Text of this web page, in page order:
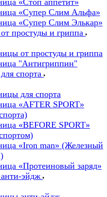
«Стоп аппетит»
«Супер Слим Альфа»
«Супер Слим Элькар»
простуды и гриппа
от простуды и гриппа
"Антигриппин"
спорта
для спорта
«AFTER SPORT»
«BEFORE SPORT»
«Iron man» (Железный
«Протеиновый заряд»
эйдж